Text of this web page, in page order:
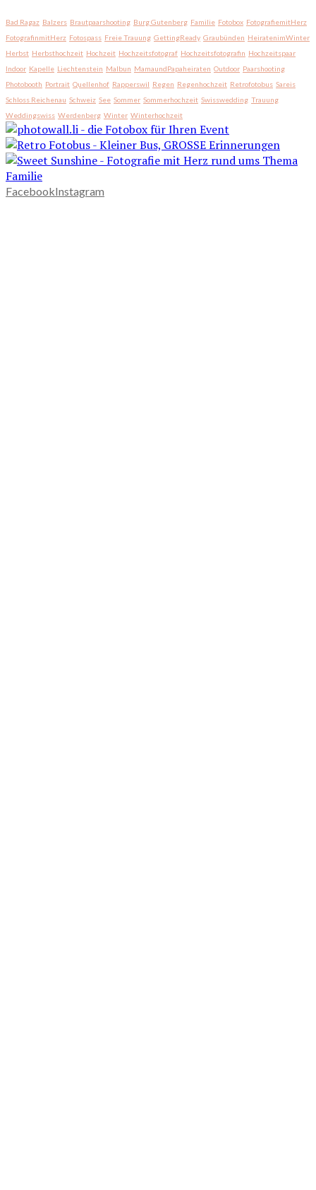
Bad Ragaz Balzers Brautpaarshooting Burg Gutenberg Familie Fotobox FotografiemitHerz
FotografinmitHerz Fotospass Freie Trauung GettingReady Graubünden HeiratenimWinter
Herbst Herbsthochzeit Hochzeit Hochzeitsfotograf Hochzeitsfotografin Hochzeitspaar
Indoor Kapelle Liechtenstein Malbun MamaundPapaheiraten Outdoor Paarshooting
Photobooth Portrait Quellenhof Rapperswil Regen Regenhochzeit Retrofotobus Sareis
Schloss Reichenau Schweiz See Sommer Sommerhochzeit Swisswedding Trauung
Weddingswiss Werdenberg Winter Winterhochzeit
FacebookInstagram